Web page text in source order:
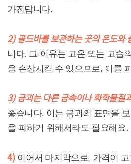
가진답니다.
2) 골드바를 보관하는 곳의 온도와
니다. 그 이유는 고온 또는 고습
을 손상시킬 수 있으므로, 이를
3) 금괴는 다른 금속이나 화학물질
좋습니다. 이는 금괴의 표면을
을 피하기 위해서라도 필요해요.
4) 이어서 마지막으로, 가격이